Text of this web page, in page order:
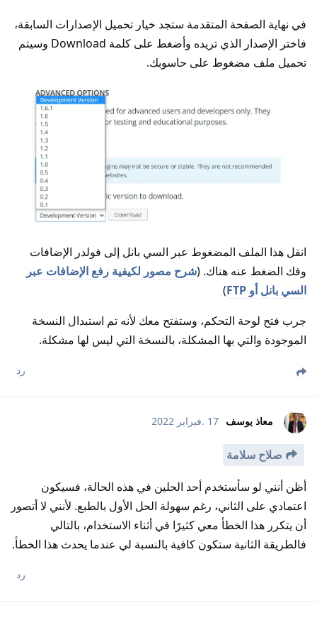
في نهاية الصفحة المتقدمة ستجد خيار تحميل الإصدارات السابقة،
فاختر الإصدار الذي تريده وأضغط على كلمة Download وسيتم
تحميل ملف مضغوط على حاسوبك.
انقل هذا الملف المضغوط عبر السي بانل إلى فولدر الإضافات
وفك الضغط عنه هناك. (شرح مصور لكيفية رفع الإضافات عبر
السي بانل أو FTP
)
جرب فتح لوحة التحكم، وستفتح معك لأنه تم استبدال النسخة
الموجودة والتي بها المشكلة، بالنسخة التي ليس لها مشكلة.
رد
معاذ يوسف 17 .فبراير 2022
صلاح سلامة
أظن أنني لو سأستخدم أحد الحلين في هذه الحالة، فسيكون
اعتمادي على الثاني، رغم سهولة الحل الأول بالطبع. لأنني لا أتصور
أن يتكرر هذا الخطأ معي كثيرًا في أثناء الاستخدام، بالتالي
فالطريقة الثانية ستكون كافية بالنسبة لي عندما يحدث هذا الخطأ.
رد